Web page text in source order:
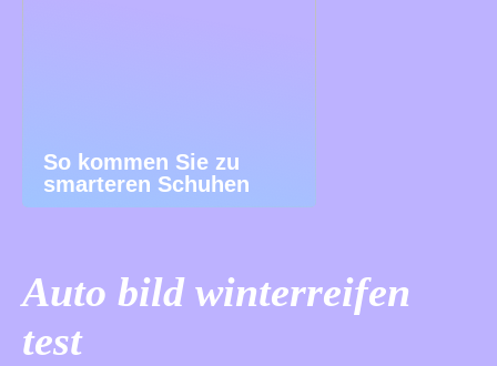
So kommen Sie zu
smarteren Schuhen
Auto bild winterreifen
test